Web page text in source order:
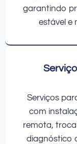
garantindo
estável e
Serviços
com
remota,
diagnóstico